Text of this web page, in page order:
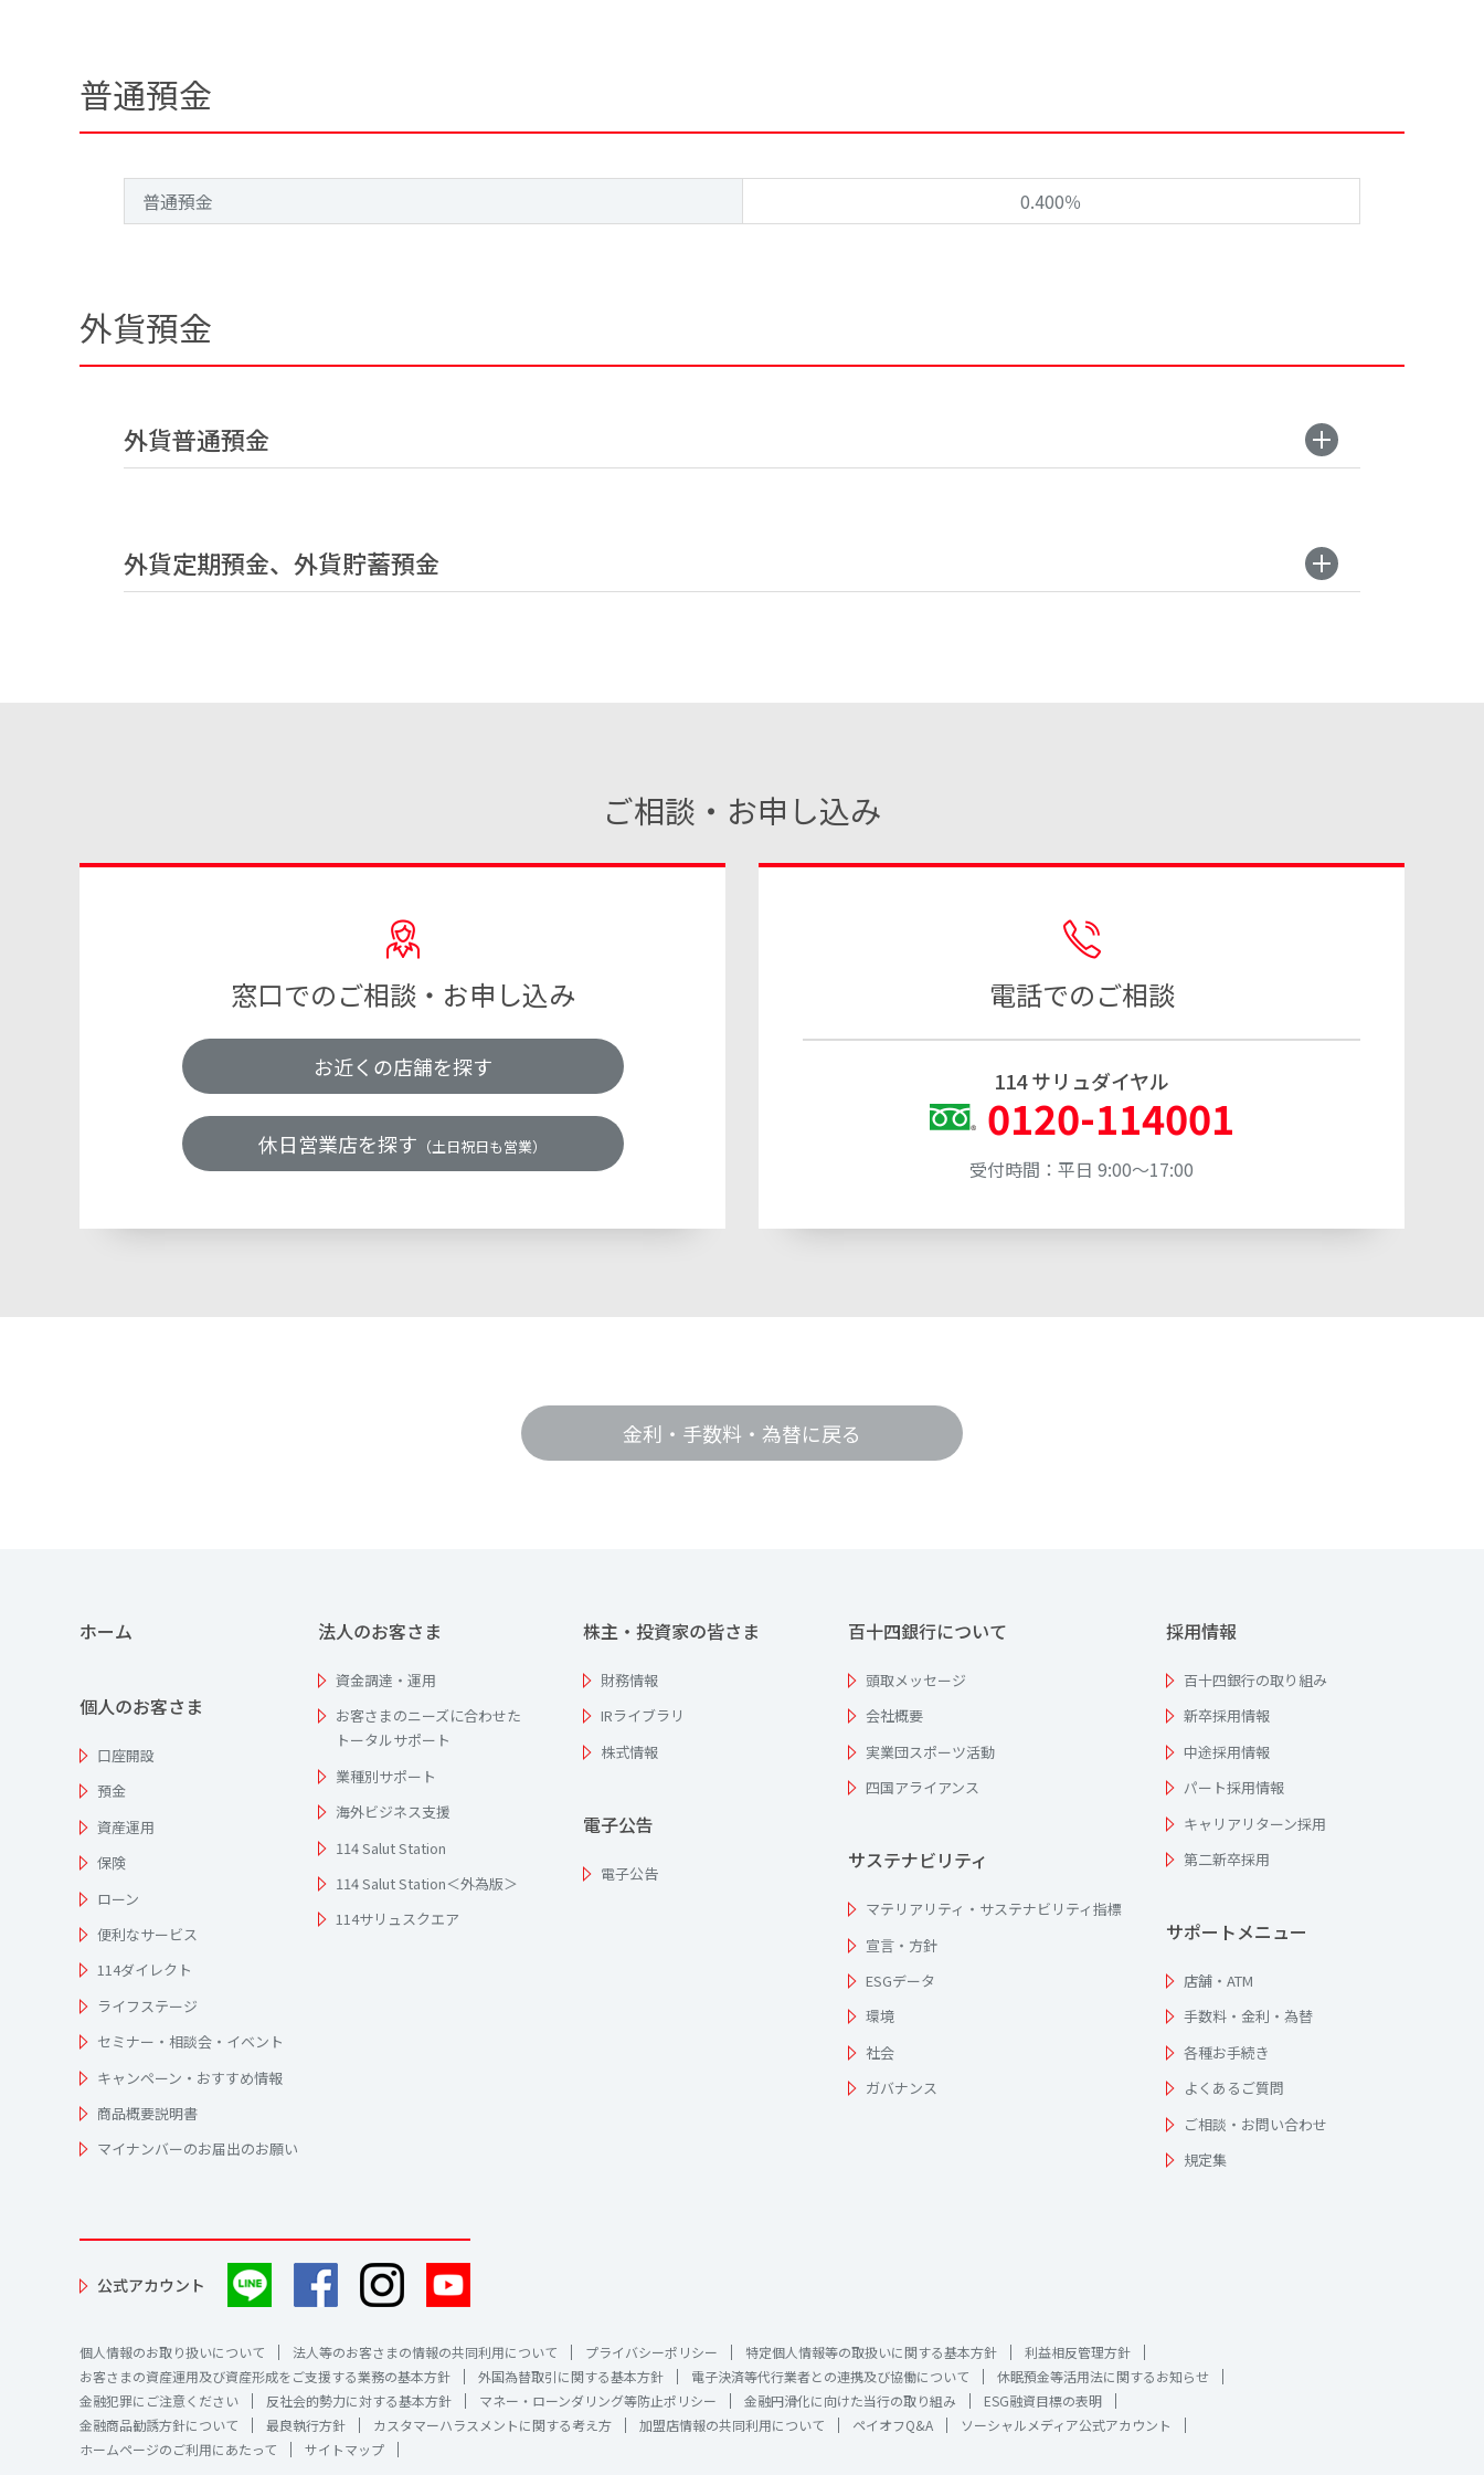
普通預金
普通預金 0.400％
外貨預金
外貨普通預金
外貨定期預金、外貨貯蓄預金
ご相談・お申し込み
窓口でのご相談・お申し込み
お近くの店舗を探す
休日営業店を探す （土日祝日も営業）
電話でのご相談
114 サリュダイヤル
0120-114001
受付時間：平日 9:00～17:00
金利・手数料・為替に戻る
ホーム
個人のお客さま
口座開設
預金
資産運用
保険
ローン
便利なサービス
114ダイレクト
ライフステージ
セミナー・相談会・イベント
キャンペーン・おすすめ情報
商品概要説明書
マイナンバーのお届出のお願い
法人のお客さま
資金調達・運用
お客さまのニーズに合わせた
トータルサポート
業種別サポート
海外ビジネス支援
114 Salut Station
114 Salut Station＜外為版＞
114サリュスクエア
株主・投資家の皆さま
財務情報
IRライブラリ
株式情報
電子公告
電子公告
百十四銀行について
頭取メッセージ
会社概要
実業団スポーツ活動
四国アライアンス
サステナビリティ
マテリアリティ・サステナビリティ指標
宣言・方針
ESGデータ
環境
社会
ガバナンス
採用情報
百十四銀行の取り組み
新卒採用情報
中途採用情報
パート採用情報
キャリアリターン採用
第二新卒採用
サポートメニュー
店舗・ATM
手数料・金利・為替
各種お手続き
よくあるご質問
ご相談・お問い合わせ
規定集
公式アカウント
個人情報のお取り扱いについて 法人等のお客さまの情報の共同利用について プライバシーポリシー 特定個人情報等の取扱いに関する基本方針
利益相反管理方針
お客さまの資産運用及び資産形成をご支援する業務の基本方針
外国為替取引に関する基本方針 電子決済等代行業者との連携及び協働について
休眠預金等活用法に関するお知らせ
金融犯罪にご注意ください
反社会的勢力に対する基本方針 マネー・ローンダリング等防止ポリシー 金融円滑化に向けた当行の取り組み
ESG融資目標の表明
金融商品勧誘方針について
最良執行方針 カスタマーハラスメントに関する考え方 加盟店情報の共同利用について ペイオフQ&A
ソーシャルメディア公式アカウント
ホームページのご利用にあたって
サイトマップ